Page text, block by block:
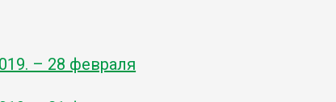
– 28 февраля